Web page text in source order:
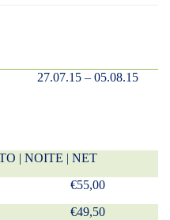
27.07.15 – 05.08.15
| NOITE | NET
€55,00
€49,50